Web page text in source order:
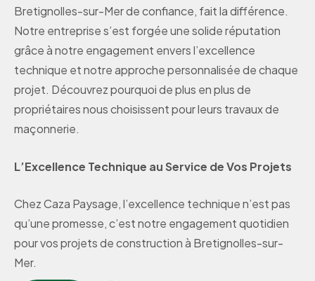
Bretignolles-sur-Mer de confiance, fait la différence.
Notre entreprise s’est forgée une solide réputation
grâce à notre engagement envers l’excellence
technique et notre approche personnalisée de chaque
projet. Découvrez pourquoi de plus en plus de
propriétaires nous choisissent pour leurs travaux de
maçonnerie.
L’Excellence Technique au Service de Vos Projets
Chez Caza Paysage, l’excellence technique n’est pas
qu’une promesse, c’est notre engagement quotidien
pour vos projets de construction à Bretignolles-sur-
Mer.